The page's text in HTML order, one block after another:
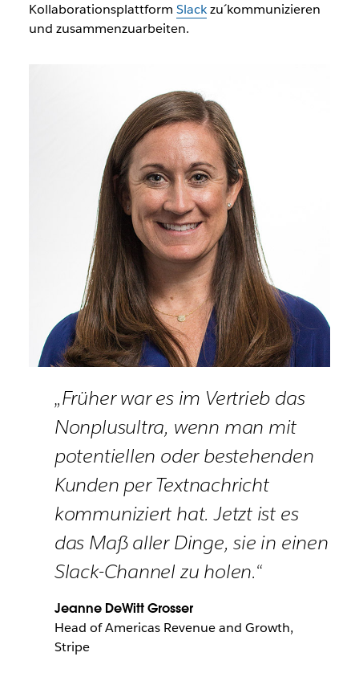
Kollaborationsplattform Slackzu´kommunizieren
und zusammenzuarbeiten.
„Früher war es im Vertrieb das
Nonplusultra, wenn man mit
potentiellen oder bestehenden
Kunden per Textnachricht
kommuniziert hat. Jetzt ist es
das Maß aller Dinge, sie in einen
Slack-Channel zu holen.“
Jeanne DeWitt Grosser
Head of Americas Revenue and Growth,
Stripe